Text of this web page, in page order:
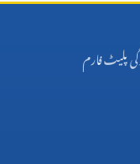
پلیٹ فارم